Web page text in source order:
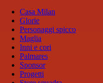
Casa Milan
Glorie
Personaggi spicco
Maglia
Inni e cori
Palmares
Sponsor
Progetti